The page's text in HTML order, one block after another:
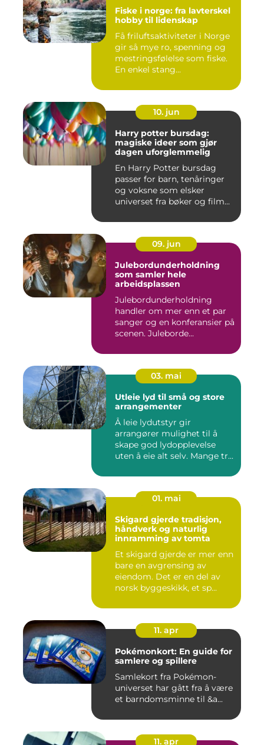
Fiske i norge: fra lavterskel
hobby til lidenskap
Få friluftsaktiviteter i Norge
gir så mye ro, spenning og
mestringsfølelse som fiske.
En enkel stang...
10. jun
Harry potter bursdag:
magiske ideer som gjør
dagen uforglemmelig
En Harry Potter bursdag
passer for barn, tenåringer
og voksne som elsker
universet fra bøker og film...
09. jun
Julebordunderholdning
som samler hele
arbeidsplassen
Julebordunderholdning
handler om mer enn et par
sanger og en konferansier på
scenen. Juleborde...
03. mai
Utleie lyd til små og store
arrangementer
Å leie lydutstyr gir
arrangører mulighet til å
skape god lydopplevelse
uten å eie alt selv. Mange tr...
01. mai
Skigard gjerde tradisjon,
håndverk og naturlig
innramming av tomta
Et skigard gjerde er mer enn
bare en avgrensing av
eiendom. Det er en del av
norsk byggeskikk, et sp...
11. apr
Pokémonkort: En guide for
samlere og spillere
Samlekort fra Pokémon-
universet har gått fra å være
et barndomsminne til &a...
11. apr